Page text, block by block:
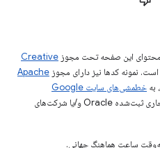
این صفحه تحت مجوز Creative
است. نمونه کدها نیز دارای مجوز Apache
به
خطمشی‌های سایت Google
مراجعه کنید. جاوا علامت تجاری ثبت‌شده Oracle و/یا شرکت‌های